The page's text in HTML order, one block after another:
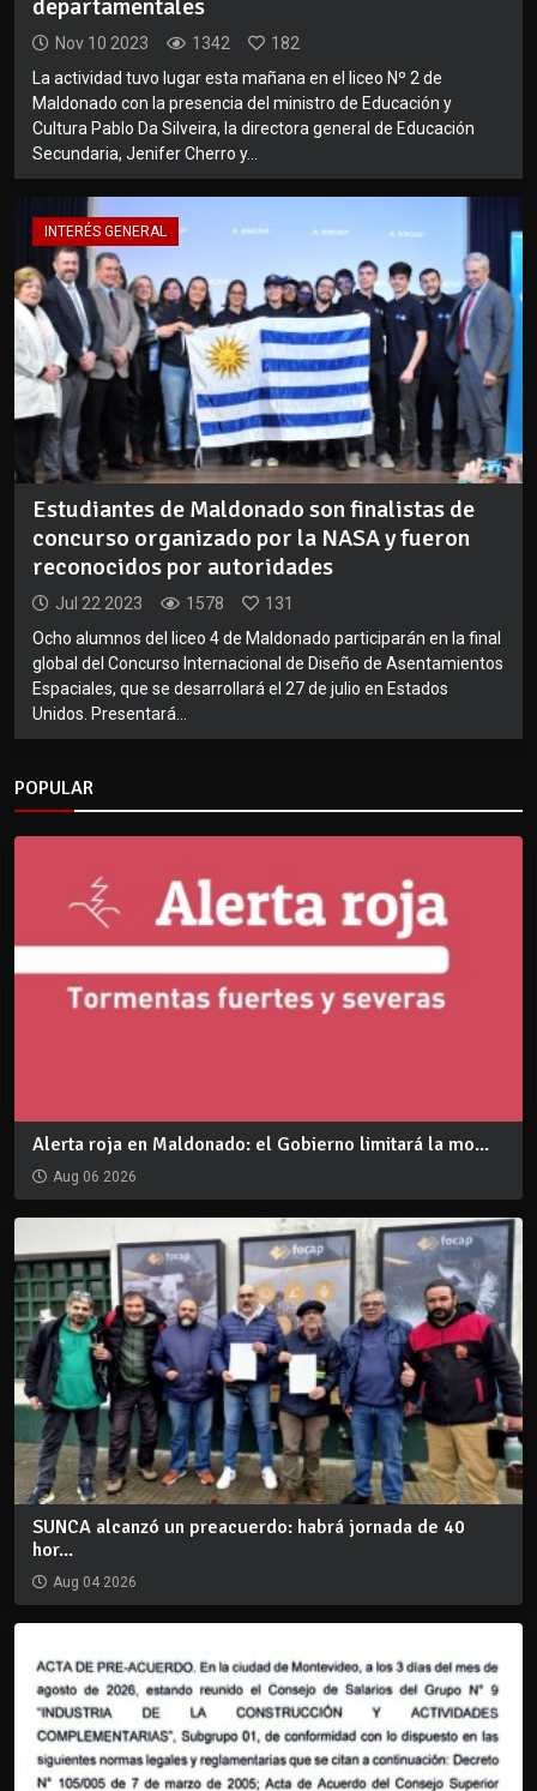
departamentales
Nov 10 2023 1342
182
La actividad tuvo lugar esta mañana en el liceo Nº 2 de
Maldonado con la presencia del ministro de Educación y
Cultura Pablo Da Silveira, la directora general de Educación
Secundaria, Jenifer Cherro y...
INTERÉS GENERAL
Estudiantes de Maldonado son finalistas de
concurso organizado por la NASA y fueron
reconocidos por autoridades
Jul 22 2023 1578
131
Ocho alumnos del liceo 4 de Maldonado participarán en la final
global del Concurso Internacional de Diseño de Asentamientos
Espaciales, que se desarrollará el 27 de julio en Estados
Unidos. Presentará...
POPULAR
Alerta roja en Maldonado: el Gobierno limitará la mo...
Aug 06 2026
SUNCA alcanzó un preacuerdo: habrá jornada de 40
hor...
Aug 04 2026